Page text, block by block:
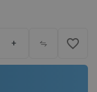
+ favorite_border